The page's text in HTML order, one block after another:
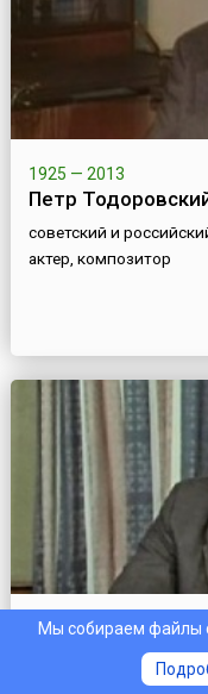
1925 — 2013
Петр
советский и
актер, композитор
1929 — 1992
Петр Щербаков
советский актер
Мы собираем файлы